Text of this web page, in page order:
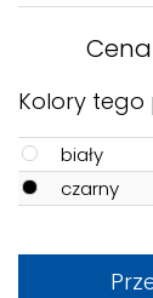
Kolory
biały
czarny